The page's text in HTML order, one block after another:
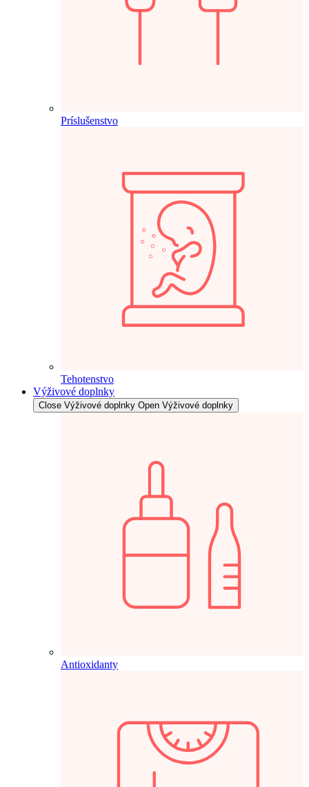
Príslušenstvo
Tehotenstvo
Výživové doplnky
Close Výživové doplnky Open Výživové doplnky
Antioxidanty